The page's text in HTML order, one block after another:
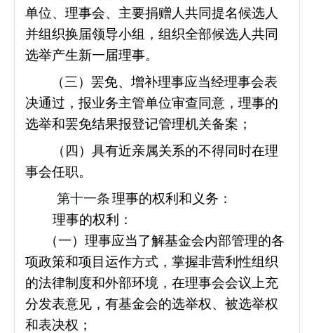
单位、理事会、主要捐赠人共同提名候选人
并组织换届领导小组，组织全部候选人共同
选举产生新一届理事。
（三）罢免、增补理事应当经理事会表
决通过，报业务主管单位审查同意，理事的
选举和罢免结果报登记管理机关备案；
（四）具有近亲属关系的不得同时在理
事会任职。
第十一条理事的权利和义务：
理事的权利：
（一）理事应当了解基金会内部管理的各
项政策和项目运作方式，掌握非营利性组织
的法律制度和外部环境，在理事会会议上充
分发表意见，有基金会的选举权、被选举权
和表决权；